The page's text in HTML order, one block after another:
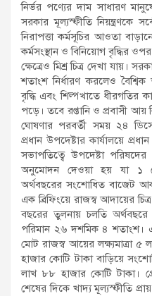
নির্ভর পণ্যের দাম সাধারণ
সরকার মূল্যস্ফীতি নিয়ন্ত্রণকে
নিরাপত্তা কর্মসূচির আওতা
কর্মসংস্থান ও বিনিয়োগ বৃদ্ধির
ক্ষেত্রেও মিশ্র চিত্র দেখা যায়।
শতাংশ নির্ধারণ করলেও
বৃদ্ধি এবং শিল্পখাতে ধীরগতির
পড়ে। তবে রপ্তানি ও প্রবাসী আয়
ঘোষণার পরবর্তী সময় ২৪
প্রধান উপদেষ্টার কার্যালয়ে
সভাপতিত্বে উপদেষ্টা
অনুমোদন দেওয়া হয় যা ১
অর্থবছরের সংশোধিত বাজেট
এক ব্রিফিংয়ে রাজস্ব আদায়ের
বছরের তুলনায় চলতি
পরিমান ২৬ দশমিক ৪ শতাংশ।
মোট রাজস্ব আয়ের লক্ষ্যমাত্রা
হাজার কোটি টাকা বাড়িয়ে
লাখ ৮৮ হাজার কোটি টাকা।
শেষের দিকে খাদ্য মূল্যস্ফীতি